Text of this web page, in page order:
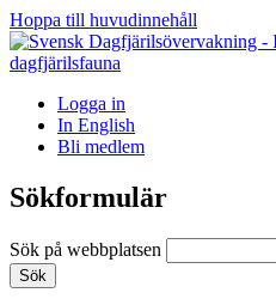
Hoppa till huvudinnehåll
Logga in
In English
Bli medlem
Sökformulär
Sök på webbplatsen